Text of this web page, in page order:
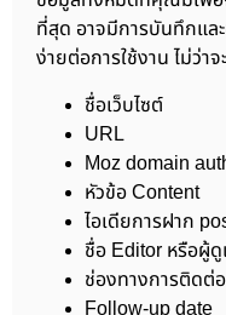
ที่สุด อาจมีการบันทึกและ
ง่ายต่อการใช้งาน ไม่ว่า
ชื่อเว็บไซต์
URL
Moz domain
หัวข้อ Content
ไอเดียการฝาก
ชื่อ Editor หรือผู้ดู
ช่องทางการติดต่อ
Follow-up date